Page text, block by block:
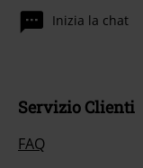
Inizia la chat
Servizio Clienti
FAQ